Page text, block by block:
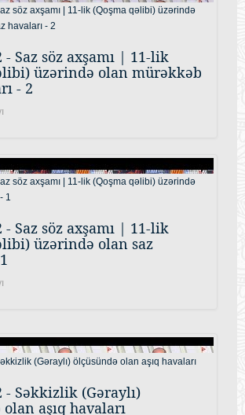
- Saz söz axşamı | 11-lik
üzərində olan mürəkkəb
- 2
- Saz söz axşamı | 11-lik
üzərində olan saz
- Səkkizlik (Gəraylı)
aşıq havaları